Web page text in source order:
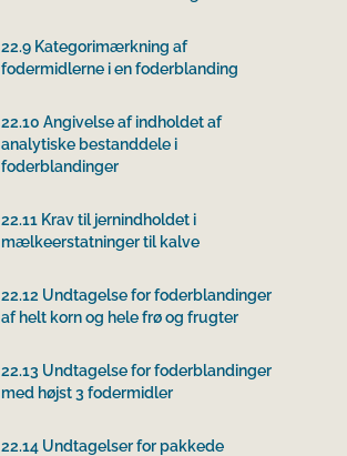
22.9 Kategorimærkning af
fodermidlerne i en foderblanding
22.10 Angivelse af indholdet af
analytiske bestanddele i
foderblandinger
22.11 Krav til jernindholdet i
mælkeerstatninger til kalve
22.12 Undtagelse for foderblandinger
af helt korn og hele frø og frugter
22.13 Undtagelse for foderblandinger
med højst 3 fodermidler
22.14 Undtagelser for pakkede